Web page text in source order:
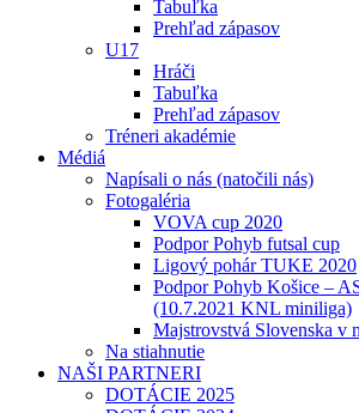
Tabuľka
Prehľad zápasov
U17
Hráči
Tabuľka
Prehľad zápasov
Tréneri akadémie
Médiá
Napísali o nás (natočili nás)
Fotogaléria
VOVA cup 2020
Podpor Pohyb futsal cup
Ligový pohár TUKE 2020
Podpor Pohyb Košice –
(10.7.2021 KNL miniliga)
Majstrovstvá Slovenska v
Na stiahnutie
NAŠI PARTNERI
DOTÁCIE 2025